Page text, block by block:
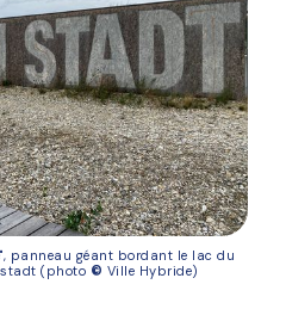
panneau géant bordant le lac du
(photo © Ville Hybride)